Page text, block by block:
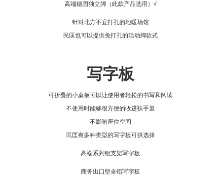
高端稳固独立脚（此款产品选用）√
针对北方不宜打孔的地暖场馆
民匡也可以提供免打孔的活动脚款式
写字板
可折叠的小桌板可以让使用者轻松的书写和阅读
不使用时能够很方便的收进扶手里
不影响座位空间
民匡有多种类型的写字板可供选择
高端系列铝支架写字板
商务出口型全铝写字板